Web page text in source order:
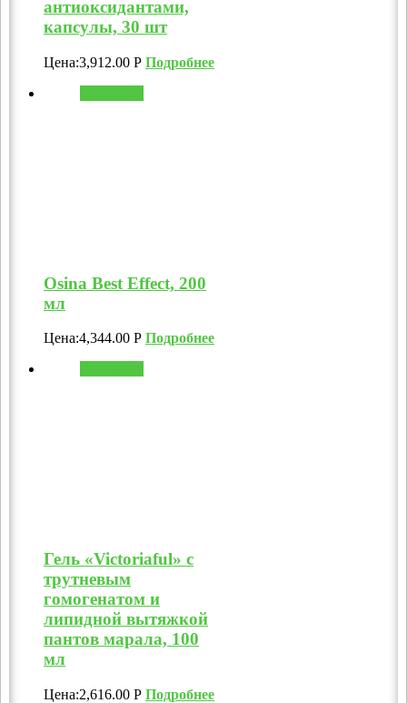
антиоксидантами,
капсулы, 30 шт
Цена:3,912.00 Р Подробнее
Osina Best Effect, 200
мл
Цена:4,344.00 Р Подробнее
Гель «Victoriaful» с
трутневым
гомогенатом и
липидной вытяжкой
пантов марала, 100
мл
Цена:2,616.00 Р Подробнее